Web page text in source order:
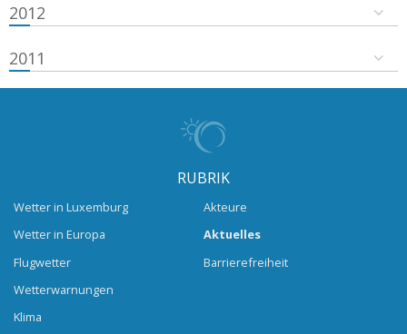
2012
2011
RUBRIK
Wetter in Luxemburg
Wetter in Europa
Flugwetter
Wetterwarnungen
Klima
Akteure
Aktuelles
Barrierefreiheit